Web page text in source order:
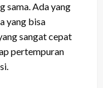
sama. Ada yang
yang bisa
sangat cepat
pertempuran